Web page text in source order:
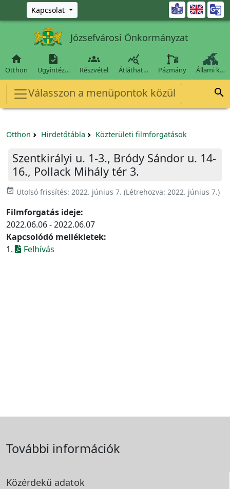
Ugrás a fő tartalomra
Kapcsolat 
Józsefvárosi Önkormányzat

Otthon

Ügyintéz…

Részvétel

Átláthat… Pázmány Állami k…
Válasszon a menüpontok közül 
Otthon Hirdetőtábla Közterületi filmforgatások
Szentkirályi u. 1-3., Bródy Sándor u. 14-
16., Pollack Mihály tér 3.
event_available Utolsó frissítés: 2022. június 7. (Létrehozva: 2022. június 7.)
Filmforgatás ideje:
2022.06.06 - 2022.06.07
Kapcsolódó mellékletek:
1.
Felhívás
További információk
Közérdekű adatok